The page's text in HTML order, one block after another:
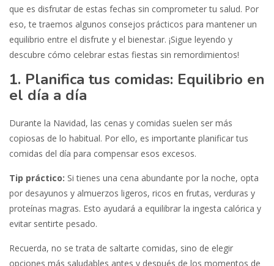
que es disfrutar de estas fechas sin comprometer tu salud. Por
eso, te traemos algunos consejos prácticos para mantener un
equilibrio entre el disfrute y el bienestar. ¡Sigue leyendo y
descubre cómo celebrar estas fiestas sin remordimientos!
1. Planifica tus comidas: Equilibrio en
el día a día
Durante la Navidad, las cenas y comidas suelen ser más
copiosas de lo habitual. Por ello, es importante planificar tus
comidas del día para compensar esos excesos.
Tip práctico: Si tienes una cena abundante por la noche, opta
por desayunos y almuerzos ligeros, ricos en frutas, verduras y
proteínas magras. Esto ayudará a equilibrar la ingesta calórica y
evitar sentirte pesado.
Recuerda, no se trata de saltarte comidas, sino de elegir
opciones más saludables antes y después de los momentos de